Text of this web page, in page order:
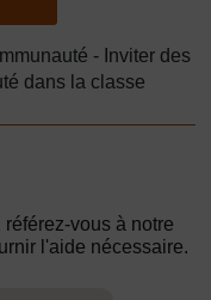
- Inviter des
dans la classe
vous à notre
l'aide nécessaire.